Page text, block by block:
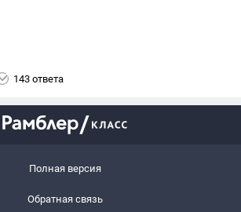
143 ответа
Полная версия
Обратная связь